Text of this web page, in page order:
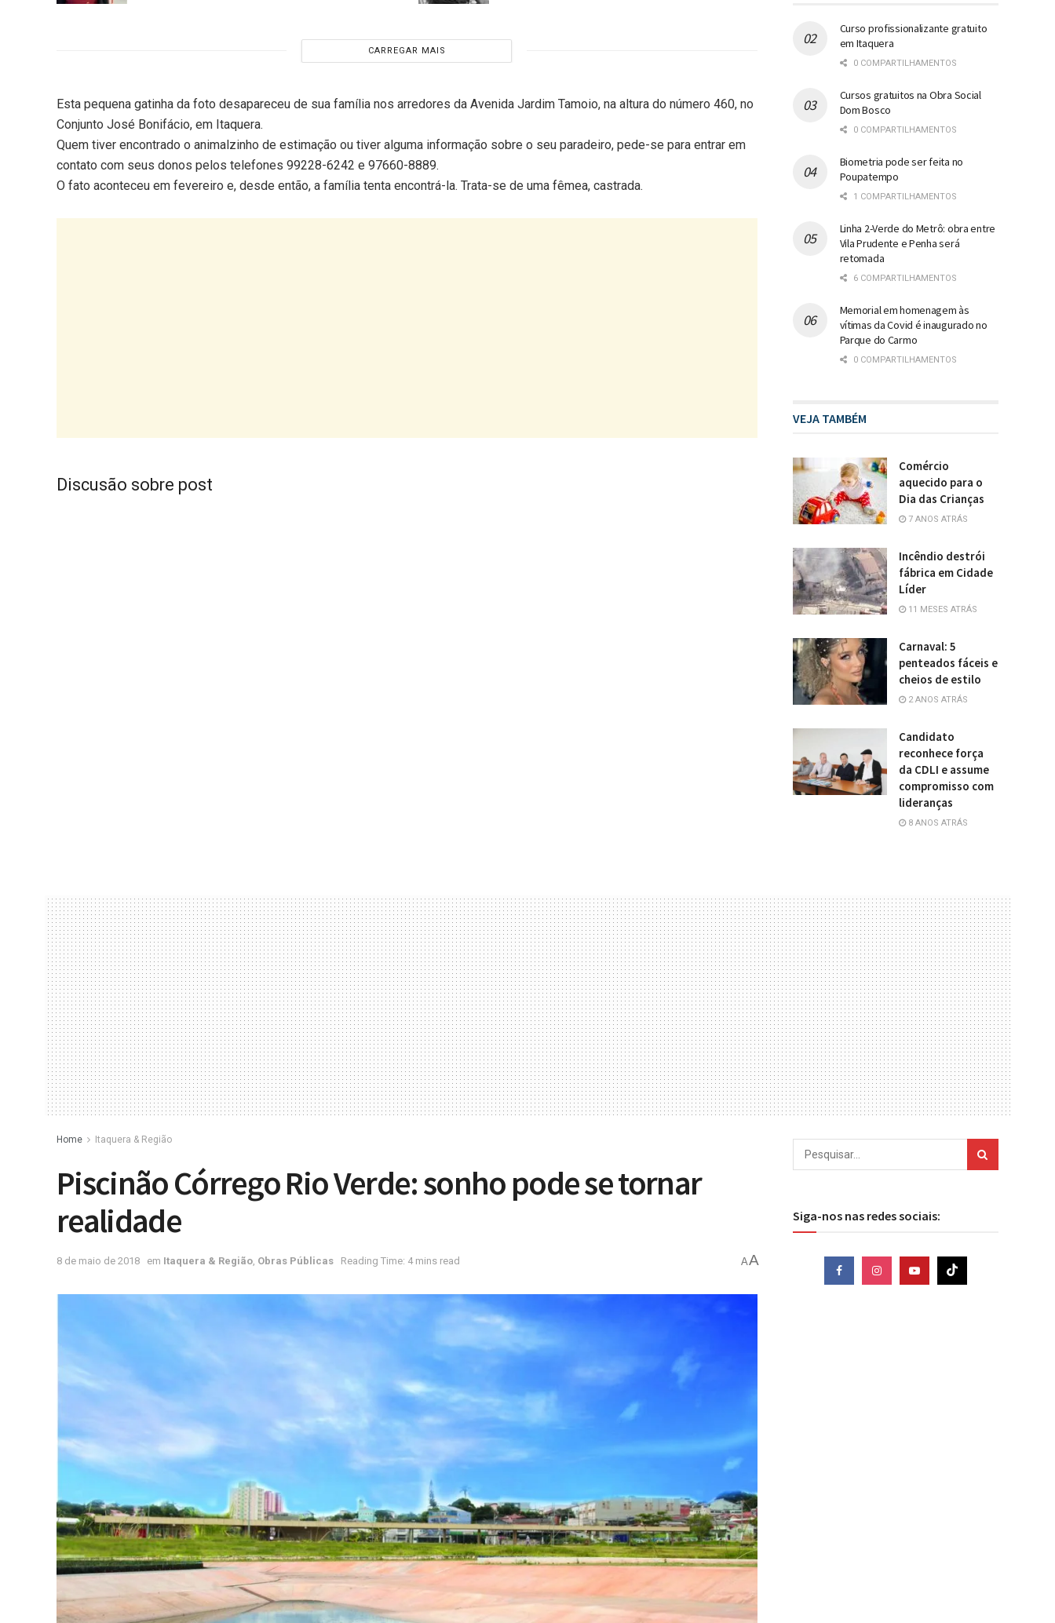
CARREGAR MAIS
Esta pequena gatinha da foto desapareceu de sua família nos arredores da Avenida Jardim Tamoio, na altura do número 460, no
Conjunto José Bonifácio, em Itaquera.
Quem tiver encontrado o animalzinho de estimação ou tiver alguma informação sobre o seu paradeiro, pede-se para entrar em
contato com seus donos pelos telefones 99228-6242 e 97660-8889.
O fato aconteceu em fevereiro e, desde então, a família tenta encontrá-la. Trata-se de uma fêmea, castrada.
Discusão sobre post
Curso profissionalizante gratuito
em Itaquera
0 COMPARTILHAMENTOS
Cursos gratuitos na Obra Social
Dom Bosco
0 COMPARTILHAMENTOS
Biometria pode ser feita no
Poupatempo
1 COMPARTILHAMENTOS
Linha 2-Verde do Metrô: obra entre
Vila Prudente e Penha será
retomada
6 COMPARTILHAMENTOS
Memorial em homenagem às
vítimas da Covid é inaugurado no
Parque do Carmo
0 COMPARTILHAMENTOS
VEJA TAMBÉM
Comércio
aquecido para o
Dia das Crianças
7 ANOS ATRÁS
Incêndio destrói
fábrica em Cidade
Líder
11 MESES ATRÁS
Carnaval: 5
penteados fáceis e
cheios de estilo
2 ANOS ATRÁS
Candidato
reconhece força
da CDLI e assume
compromisso com
lideranças
8 ANOS ATRÁS
Home Itaquera & Região
Piscinão Córrego Rio Verde: sonho pode se tornar
realidade
8 de maio de 2018 em Itaquera & Região, Obras Públicas Reading Time: 4 mins read AA
Siga-nos nas redes sociais: